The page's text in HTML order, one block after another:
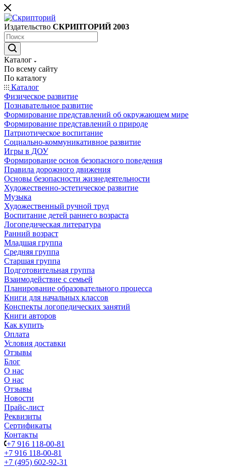
Издательство СКРИПТОРИЙ 2003
Каталог
По всему сайту
По каталогу
Каталог
Физическое развитие
Познавательное развитие
Формирование представлений об окружающем мире
Формирование представлений о природе
Патриотическое воспитание
Социально-коммуникативное развитие
Игры в ДОУ
Формирование основ безопасного поведения
Правила дорожного движения
Основы безопасности жизнедеятельности
Художественно-эстетическое развитие
Музыка
Художественный ручной труд
Воспитание детей раннего возраста
Логопедическая литература
Ранний возраст
Младшая группа
Средняя группа
Старшая группа
Подготовительная группа
Взаимодействие с семьей
Планирование образовательного процесса
Книги для начальных классов
Конспекты логопедических занятий
Книги авторов
Как купить
Оплата
Условия доставки
Отзывы
Блог
О нас
О нас
Отзывы
Новости
Прайс-лист
Реквизиты
Сертификаты
Контакты
+7 916 118-00-81
+7 916 118-00-81
+7 (495) 602-92-31